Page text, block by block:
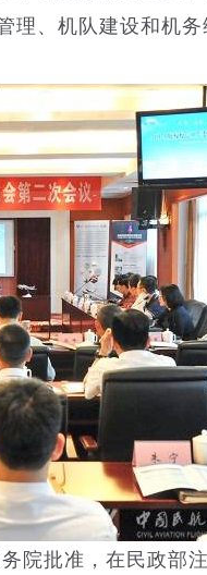
理、机队建设和机
院批准，在民政部